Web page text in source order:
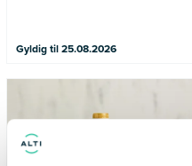
Gyldig til 25.08.2026